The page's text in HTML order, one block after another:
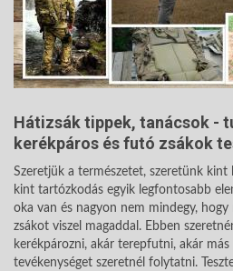
Hátizsák tippek, tanácsok -
kerékpáros és futó zsákok
Szeretjük a természetet, szeretünk
kint tartózkodás egyik legfontosabb
oka van és nagyon nem mindegy,
zsákot viszel magaddal. Ebben
kerékpározni, akár terepfutni, akár
tevékenységet szeretnél folytatni.